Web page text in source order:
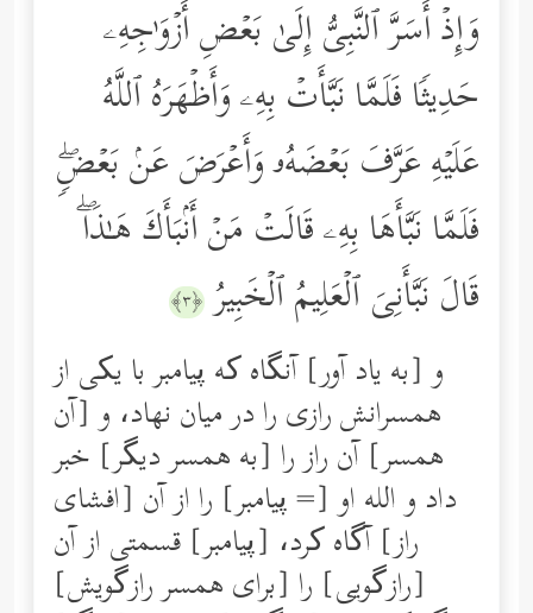
وَإِذۡ أَسَرَّ ٱلنَّبِیُّ إِلَىٰ بَعۡضِ أَزۡوَ ٰ⁠جِهِۦ
حَدِیثࣰا فَلَمَّا نَبَّأَتۡ بِهِۦ وَأَظۡهَرَهُ ٱللَّهُ
عَلَیۡهِ عَرَّفَ بَعۡضَهُۥ وَأَعۡرَضَ عَنۢ بَعۡضࣲۖ
فَلَمَّا نَبَّأَهَا بِهِۦ قَالَتۡ مَنۡ أَنۢبَأَكَ هَـٰذَاۖ
قَالَ نَبَّأَنِیَ ٱلۡعَلِیمُ ٱلۡخَبِیرُ ﴿٣﴾
و [به یاد آور] آنگاه ‌که پیامبر با یکی از
همسرانش رازی را در میان نهاد، و [آن
همسر] آن راز را [به همسر دیگر] خبر
داد و الله او [= پیامبر] را از آن [افشای
راز] آگاه کرد، [پیامبر] قسمتی از آن
[رازگویی] را [برای همسر رازگویش]